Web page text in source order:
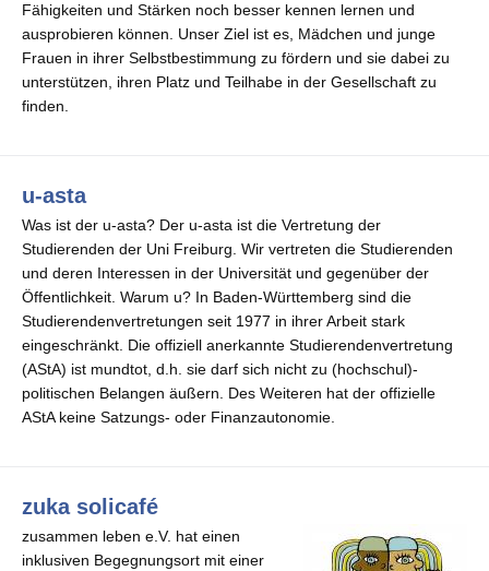
Fähigkeiten und Stärken noch besser kennen lernen und
ausprobieren können. Unser Ziel ist es, Mädchen und junge
Frauen in ihrer Selbstbestimmung zu fördern und sie dabei zu
unterstützen, ihren Platz und Teilhabe in der Gesellschaft zu
finden.
u-asta
Was ist der u-asta? Der u-asta ist die Vertretung der
Studierenden der Uni Freiburg. Wir vertreten die Studierenden
und deren Interessen in der Universität und gegenüber der
Öffentlichkeit. Warum u? In Baden-Württemberg sind die
Studierendenvertretungen seit 1977 in ihrer Arbeit stark
eingeschränkt. Die offiziell anerkannte Studierendenvertretung
(AStA) ist mundtot, d.h. sie darf sich nicht zu (hochschul)-
politischen Belangen äußern. Des Weiteren hat der offizielle
AStA keine Satzungs- oder Finanzautonomie.
zuka solicafé
zusammen leben e.V. hat einen
inklusiven Begegnungsort mit einer